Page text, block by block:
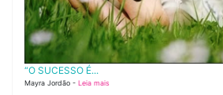
“O SUCESSO É...
Mayra Jordão - Leia mais